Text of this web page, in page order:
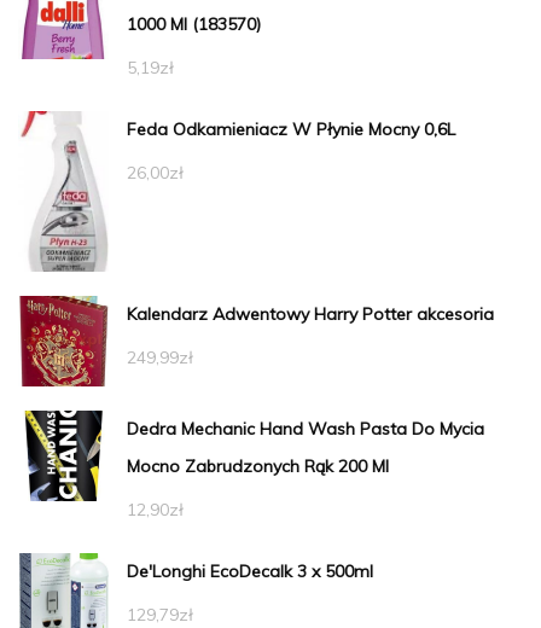
1000 Ml (183570)
5,19zł
Feda Odkamieniacz W Płynie Mocny 0,6L
26,00zł
Kalendarz Adwentowy Harry Potter akcesoria
249,99zł
Dedra Mechanic Hand Wash Pasta Do Mycia
Mocno Zabrudzonych Rąk 200 Ml
12,90zł
De'Longhi EcoDecalk 3 x 500ml
129,79zł